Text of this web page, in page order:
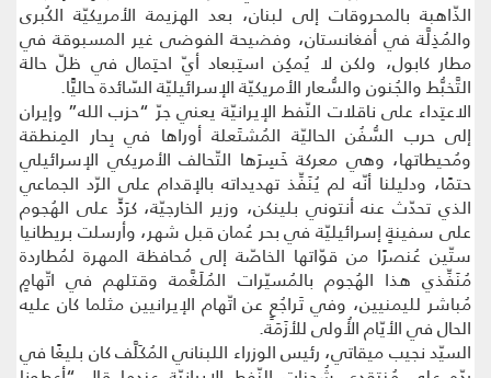
الذّاهبة بالمحروقات إلى لبنان، بعد الهزيمة الأمريكيّة الكُبرى
والمُذِلَّة في أفغانستان، وفضيحة الفوضى غير المسبوقة في
مطار كابول، ولكن لا يُمكِن استِبعاد أيّ احتِمال في ظلّ حالة
التَّخبُّط والجُنون والسُّعار الأمريكيّة الإسرائيليّة السّائدة حاليًّا.
الاعتِداء على ناقلات النّفط الإيرانيّة يعني جرّ “حزب الله” وإيران
إلى حرب السُّفُن الحاليّة المُشتَعلة أوراها في بِحار المِنطقة
ومُحيطاتها، وهي معركة خَسِرَها التّحالف الأمريكي الإسرائيلي
حتمًا، ودليلنا أنّه لم يُنَفِّذ تهديداته بالإقدام على الرّد الجماعي
الذي تحدّث عنه أنتوني بلينكن، وزير الخارجيّة، كرَدٍّ على الهُجوم
على سفينةٍ إسرائيليّة في بحر عُمان قبل شهر، وأرسلت بريطانيا
ستّين عُنصرًا من قوّاتها الخاصّة إلى مُحافظة المهرة لمُطاردة
مُنَفِّذي هذا الهُجوم بالمُسيّرات المُلَغَّمة وقتلهم في اتّهامٍ
مُباشر لليمنيين، وفي تَراجُعٍ عن اتّهام الإيرانيين مثلما كان عليه
الحال في الأيّام الأُولى للأزَمَة.
السيّد نجيب ميقاتي، رئيس الوزراء اللبناني المُكَلَّف كان بليغًا في